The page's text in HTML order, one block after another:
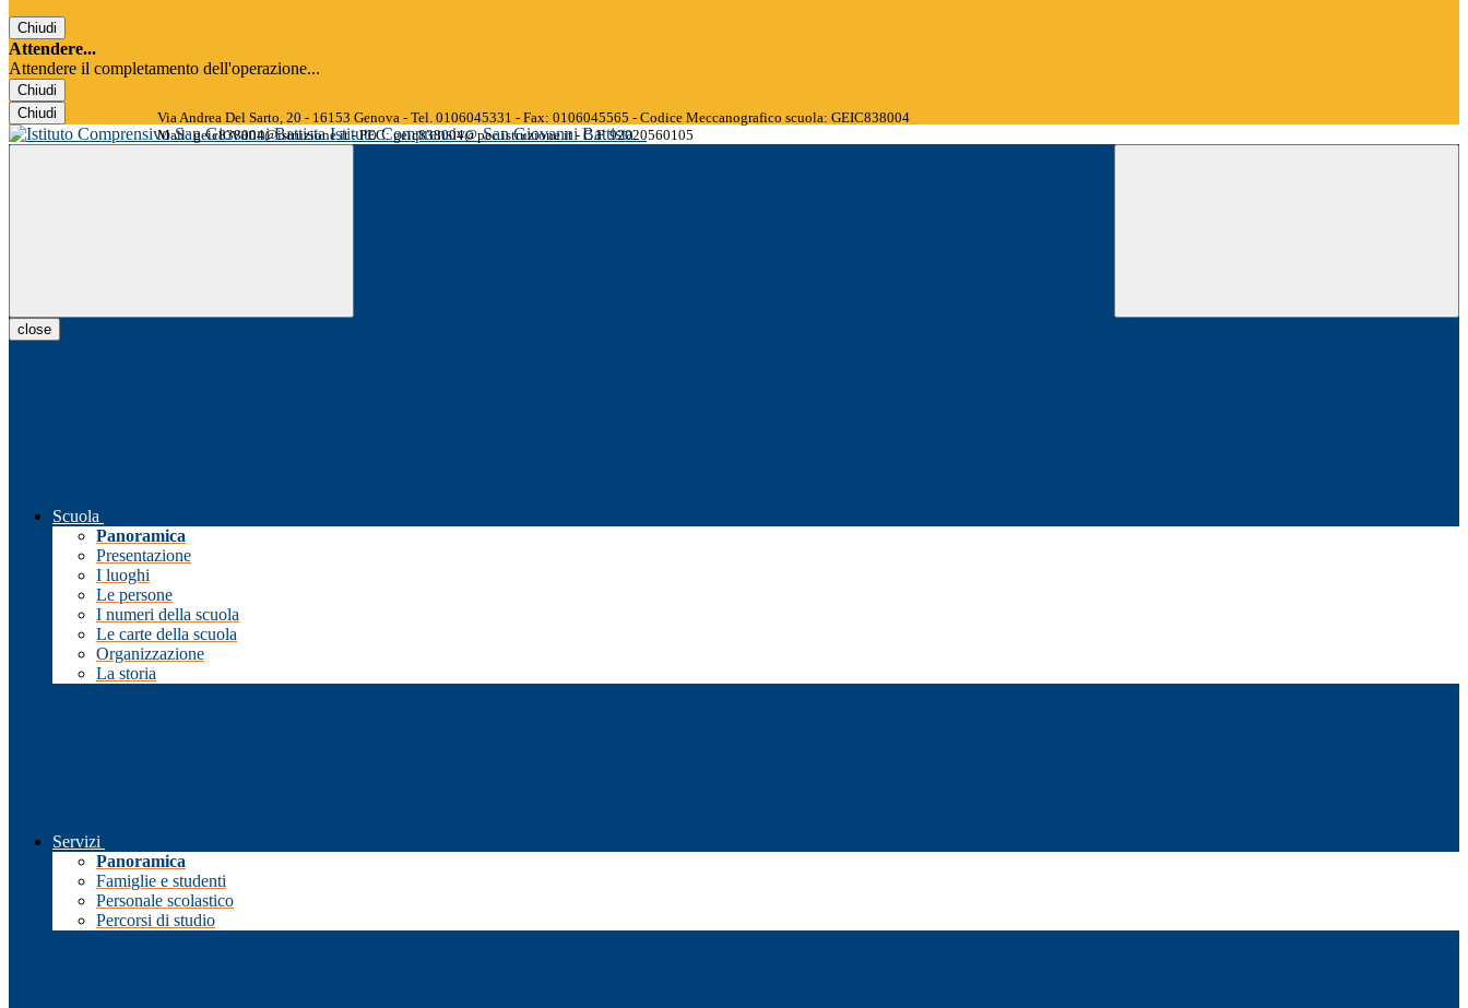
Chiudi
Attendere...
Attendere il completamento dell'operazione...
Chiudi
Chiudi
Istituto Comprensivo San Giovanni Battista
Via Andrea Del Sarto, 20 - 16153 Genova - Tel. 0106045331 - Fax: 0106045565 - Codice Meccanografico scuola: GEIC838004
Mail: geic838004@istruzione.it - PEC: geic838004@pec.istruzione.it - C.F. 92020560105
close
Scuola
Panoramica
Presentazione
I luoghi
Le persone
I numeri della scuola
Le carte della scuola
Organizzazione
La storia
Servizi
Panoramica
Famiglie e studenti
Personale scolastico
Percorsi di studio